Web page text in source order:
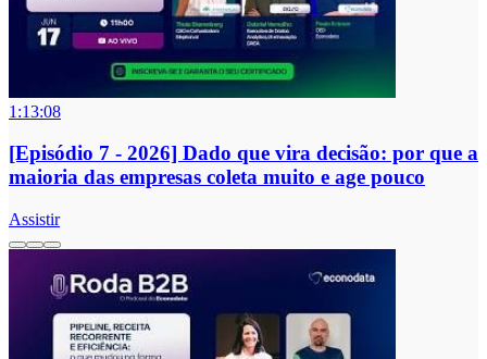
1:13:08
[Episódio 7 - 2026] Dado que vira decisão: por que a
maioria das empresas coleta muito e age pouco
Assistir